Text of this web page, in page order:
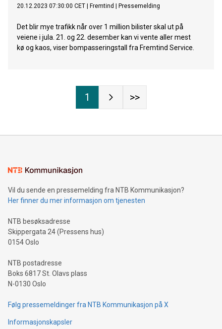
20.12.2023 07:30:00 CET Fremtind Pressemelding
Det blir mye trafikk når over 1 million bilister skal ut på
veiene i jula. 21. og 22. desember kan vi vente aller mest
kø og kaos, viser bompasseringstall fra Fremtind Service.
1 >>
Vil du sende en pressemelding fra NTB Kommunikasjon?
Her finner du mer informasjon om tjenesten
NTB besøksadresse
Skippergata 24 (Pressens hus)
0154 Oslo
NTB postadresse
Boks 6817 St. Olavs plass
N-0130 Oslo
Følg pressemeldinger fra NTB Kommunikasjon på X
Informasjonskapsler